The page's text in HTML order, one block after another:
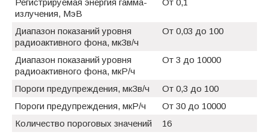
Регистрируемая энергия гамма-
излучения, МэВ
От 0,1
Диапазон показаний уровня
радиоактивного фона, мкЗв/ч
От 0,03 до 100
Диапазон показаний уровня
радиоактивного фона, мкР/ч
От 3 до 10000
Пороги предупреждения, мкЗв/ч
От 0,3 до 100
Пороги предупреждения, мкР/ч
От 30 до 10000
Количество пороговых значений
16